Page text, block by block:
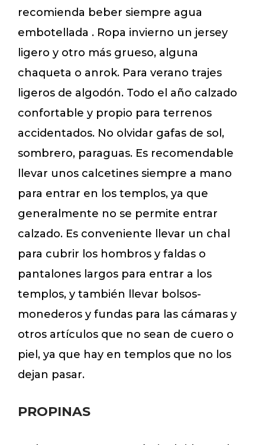
recomienda beber siempre agua
embotellada . Ropa invierno un jersey
ligero y otro más grueso, alguna
chaqueta o anrok. Para verano trajes
ligeros de algodón. Todo el año calzado
confortable y propio para terrenos
accidentados. No olvidar gafas de sol,
sombrero, paraguas. Es recomendable
llevar unos calcetines siempre a mano
para entrar en los templos, ya que
generalmente no se permite entrar
calzado. Es conveniente llevar un chal
para cubrir los hombros y faldas o
pantalones largos para entrar a los
templos, y también llevar bolsos-
monederos y fundas para las cámaras y
otros artículos que no sean de cuero o
piel, ya que hay en templos que no los
dejan pasar.
PROPINAS